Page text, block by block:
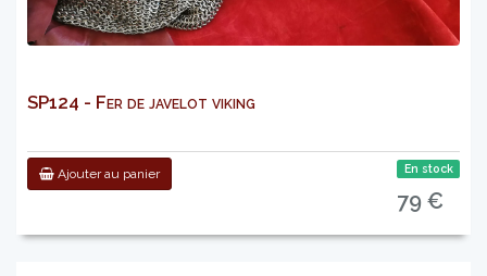
SP124 - Fer de javelot viking
Ajouter au panier En stock
79 €